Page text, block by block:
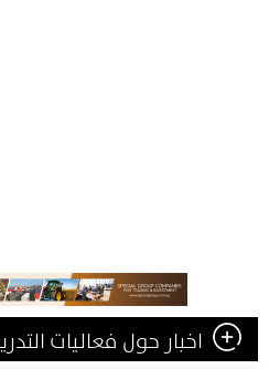
اخبار حول فعاليات